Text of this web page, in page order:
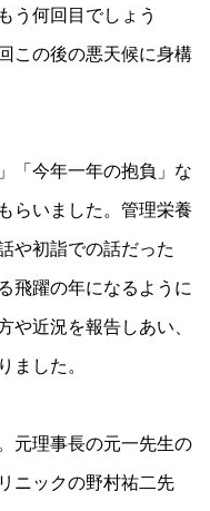
う何回目でしょう
この後の悪天候に身構
「今年一年の抱負」な
らいました。管理栄養
や初詣での話だった
飛躍の年になるように
や近況を報告しあい、
ました。
元理事長の元一先生の
ニックの野村祐二先